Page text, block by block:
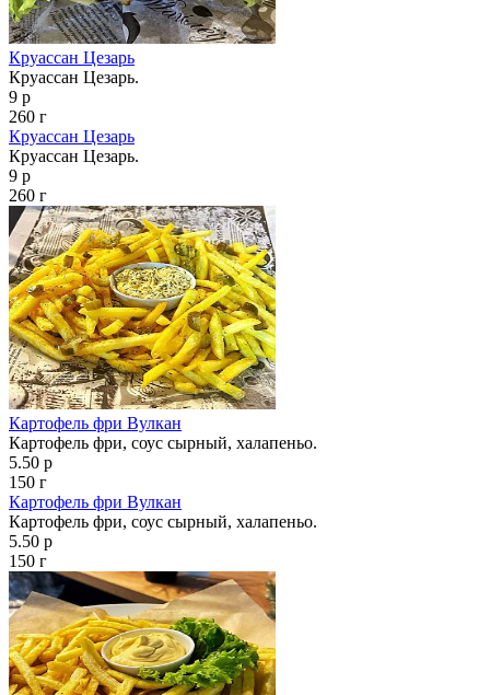
Круассан Цезарь
Круассан Цезарь.
9 р
260 г
Круассан Цезарь
Круассан Цезарь.
9 р
260 г
Картофель фри Вулкан
Картофель фри, соус сырный, халапеньо.
5.50 р
150 г
Картофель фри Вулкан
Картофель фри, соус сырный, халапеньо.
5.50 р
150 г